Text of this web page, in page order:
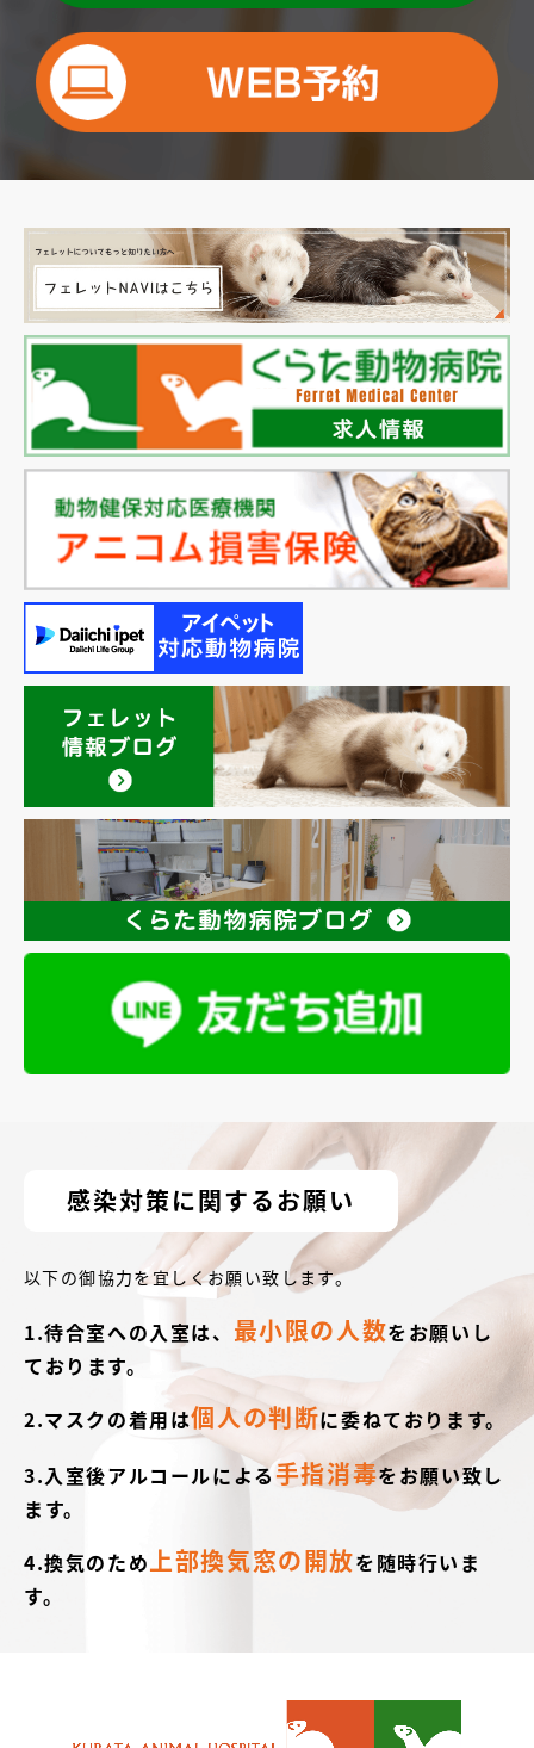
感染対策に関するお願い
以下の御協力を宜しくお願い致します。
1.待合室への入室は、 最小限の人数をお願いし
ております。
2.マスクの着用は個人の判断に委ねております。
3.入室後アルコールによる手指消毒をお願い致し
ます。
4.換気のため上部換気窓の開放を随時行いま
す。